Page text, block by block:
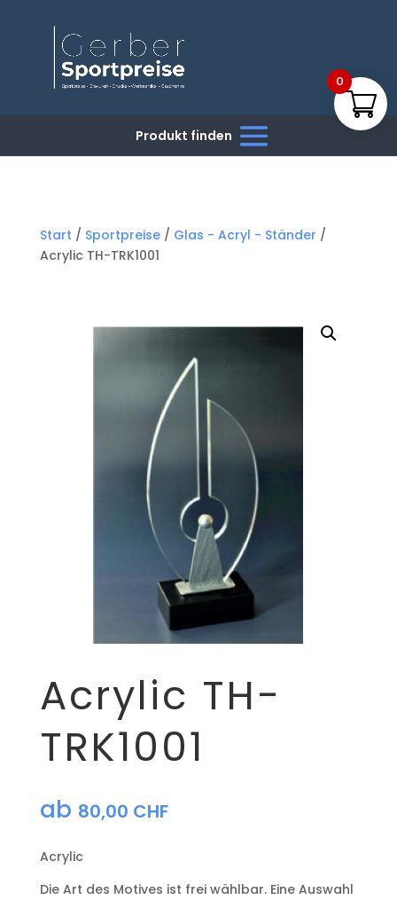
Start / Sportpreise/ Glas - Acryl - Ständer /
Acrylic TH-TRK1001
Acrylic TH-
TRK1001
ab 80,00 CHF
Acrylic
Die Art des Motives ist frei wählbar. Eine Auswahl
0